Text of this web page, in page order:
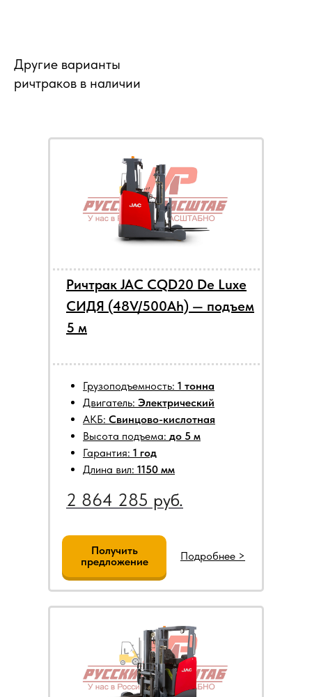
Другие варианты
ричтраков в наличии
Ричтрак JAC CQD20 De Luxe
СИДЯ (48V/500Ah) — подъем
5 м
Грузоподъемность: 1 тонна
Двигатель: Электрический
АКБ: Свинцово-кислотная
Высота подъема: до 5 м
Гарантия: 1 год
Длина вил: 1150 мм
Подробнее >
Получить
предложение
2 864 285 руб.